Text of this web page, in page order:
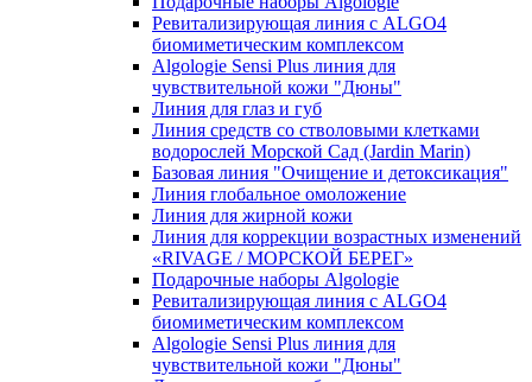
Ревитализирующая линия с ALGO4
биомиметическим комплексом
Algologie Sensi Plus линия для
чувcтвительной кожи "Дюны"
Линия для глаз и губ
Линия средств со стволовыми клетками
водорослей Морской Сад (Jardin Marin)
Базовая линия "Очищение и детоксикация"
Линия глобальное омоложение
Линия для жирной кожи
Линия для коррекции возрастных изменений
«RIVAGE / МОРСКОЙ БЕРЕГ»
Подарочные наборы Algologie
Ревитализирующая линия с ALGO4
биомиметическим комплексом
Algologie Sensi Plus линия для
чувcтвительной кожи "Дюны"